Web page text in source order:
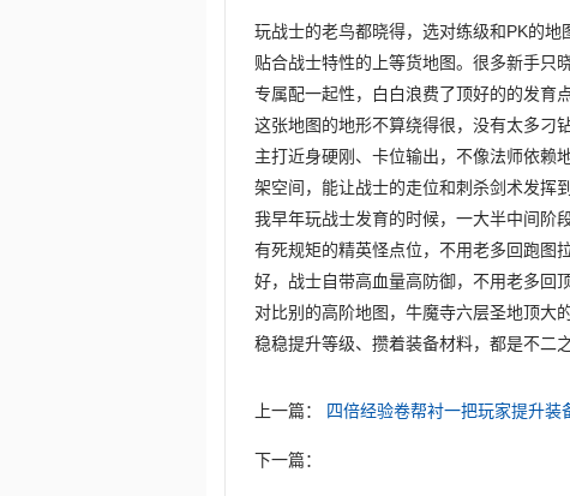
玩战士的老鸟都晓得，选对练级和PK的
贴合战士特性的上等货地图。很多新手只
专属配一起性，白白浪费了顶好的的发育点
这张地图的地形不算绕得很，没有太多刁
主打近身硬刚、卡位输出，不像法师依赖
架空间，能让战士的走位和刺杀剑术发挥
我早年玩战士发育的时候，一大半中间阶
有死规矩的精英怪点位，不用老多回跑图
好，战士自带高血量高防御，不用老多回
对比别的高阶地图，牛魔寺六层圣地顶大
稳稳提升等级、攒着装备材料，都是不二
上一篇： 四倍经验卷帮衬一把玩家提升装
下一篇：